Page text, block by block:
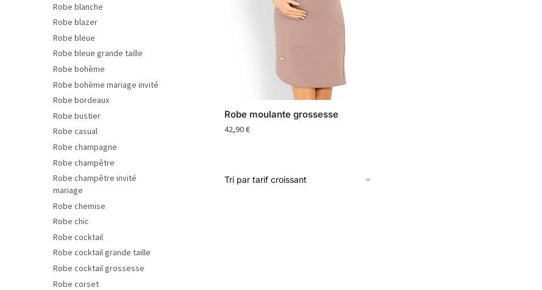
Robe moulante grossesse
42,90€
Robe blanche
Robe blazer
Robe bleue
Robe bleue grande taille
Robe bohème
Robe bohème mariage invité
Robe bordeaux
Robe bustier
Robe casual
Robe champagne
Robe champêtre
Robe champêtre invité
mariage
Robe chemise
Robe chic
Robe cocktail
Robe cocktail grande taille
Robe cocktail grossesse
Robe corset